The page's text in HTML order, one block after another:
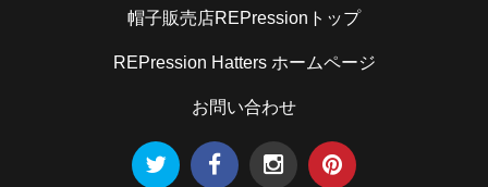
客様ご負担となりますので予めご了承ください。
詳しく見る
サイズのはかり方
帽子販売店REPressionトップ
REPression Hatters ホームページ
お問い合わせ